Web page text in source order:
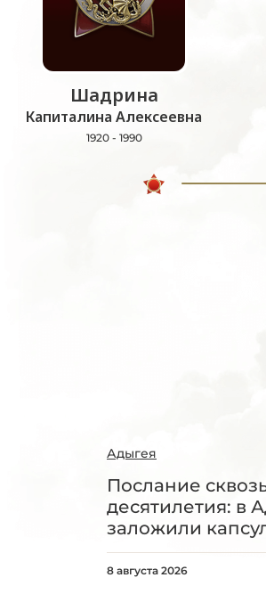
Шадрина
Капиталина Алексеевна
1920 - 1990
Адыгея
Послание
десятилетия: в
заложили
8 августа 2026